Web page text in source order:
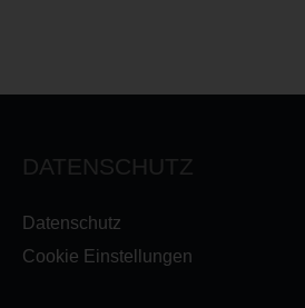
DATENSCHUTZ
Datenschutz
Cookie Einstellungen